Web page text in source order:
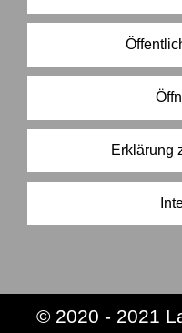
Erklärung
© 2020 - 2021